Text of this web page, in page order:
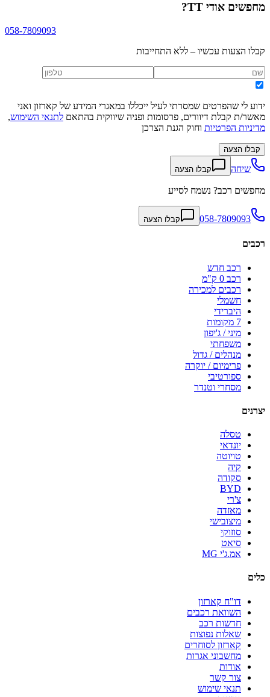
מחפשים אודי TT ?
058-7809093
קבלו הצעות עכשיו – ללא התחייבות
ידוע לי שהפרטים שמסרתי לעיל ייכללו במאגרי המידע של קארזון ואני
מאשר/ת קבלת דיוורים, פרסומות ופניה שיווקית בהתאם לתנאי השימוש,
מדיניות הפרטיות וחוק הגנת הצרכן
קבלו הצעה
שיחה קבלו הצעה
מחפשים רכב? נשמח לסייע
058-7809093 קבלו הצעה
רכבים
רכב חדש
רכב 0 ק"מ
רכבים למכירה
חשמלי
היברידי
7 מקומות
מיני / ג'יפון
משפחתי
מנהלים / גדול
פרימיום / יוקרה
ספורטיבי
מסחרי וטנדר
יצרנים
טסלה
יונדאי
טויוטה
קיה
סקודה
BYD
צ'רי
מאזדה
מיצובישי
סוזוקי
סיאט
אמ.ג'י MG
כלים
דו"ח קארזון
השוואת רכבים
חדשות רכב
שאלות נפוצות
קארזון לסוחרים
מחשבוני אגרות
אודות
צור קשר
תנאי שימוש